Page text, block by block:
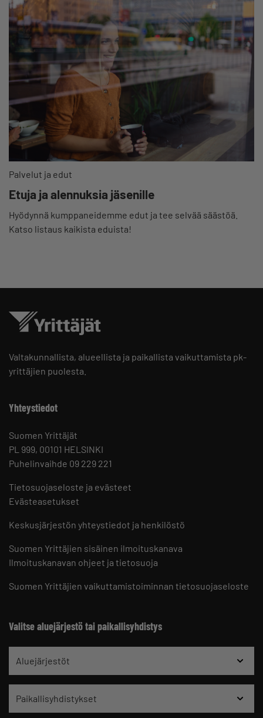
Palvelut ja edut
Etuja ja alennuksia jäsenille
Hyödynnä kumppaneidemme edut ja tee selvää säästöä.
Katso listaus kaikista eduista!
Valtakunnallista, alueellista ja paikallista vaikuttamista pk-
yrittäjien puolesta.
Yhteystiedot
Suomen Yrittäjät
PL 999, 00101 HELSINKI
Puhelinvaihde 09 229 221
Tietosuojaseloste ja evästeet
Evästeasetukset
Keskusjärjestön yhteystiedot ja henkilöstö
Suomen Yrittäjien sisäinen ilmoituskanava
Ilmoituskanavan ohjeet ja tietosuoja
Suomen Yrittäjien vaikuttamistoiminnan tietosuojaseloste
Valitse aluejärjestö tai paikallisyhdistys
Aluejärjestöt
Paikallisyhdistykset